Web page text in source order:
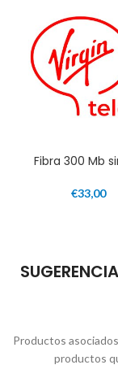
Fibra 300 Mb
€33,00
Productos
productos